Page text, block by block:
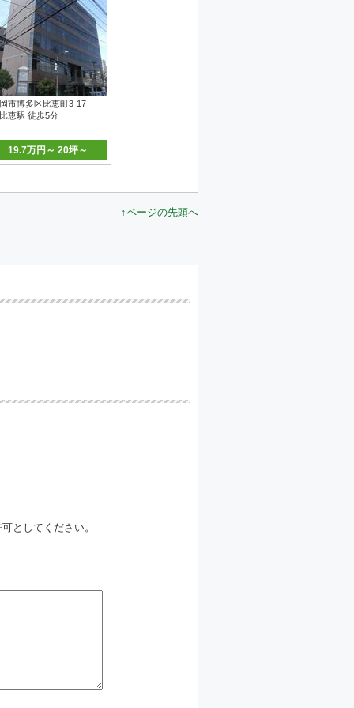
市博多区比恵町3-17
恵駅 徒歩5分
19.7万円～ 20坪～
↑ページの先頭へ
としてください。